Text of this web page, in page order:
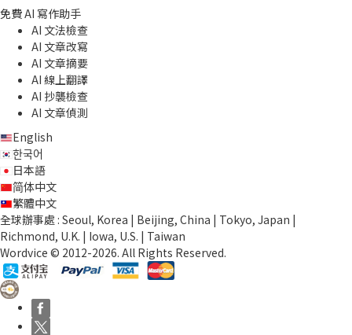
免費 AI 寫作助手
AI 文法檢查
AI 文章改寫
AI 文章摘要
AI 線上翻譯
AI 抄襲檢查
AI 文章偵測
English
한국어
日本語
简体中文
繁體中文
全球辦事處 : Seoul, Korea | Beijing, China | Tokyo, Japan |
Richmond, U.K. | Iowa, U.S. | Taiwan
Wordvice © 2012-2026. All Rights Reserved.